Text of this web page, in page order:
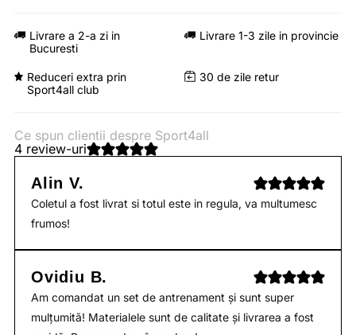
Livrare a 2-a zi in
Bucuresti
Livrare 1-3 zile in provincie
Reduceri extra prin
Sport4all club
30 de zile retur
Ce spun clientii despre Sport4all
4 review-uri
Alin V.
Coletul a fost livrat si totul este in regula, va multumesc
frumos!
Ovidiu B.
Am comandat un set de antrenament și sunt super
mulțumită! Materialele sunt de calitate și livrarea a fost